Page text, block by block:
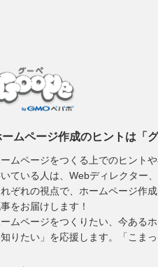
ームページ作成のヒントは「
ムページをつくる上でのヒント
ている人は、Webディレクター
ぞれの視点で、ホームページ作
をお届けします！
ムページをつくりたい、今ある
知りたい」を応援します。「こま